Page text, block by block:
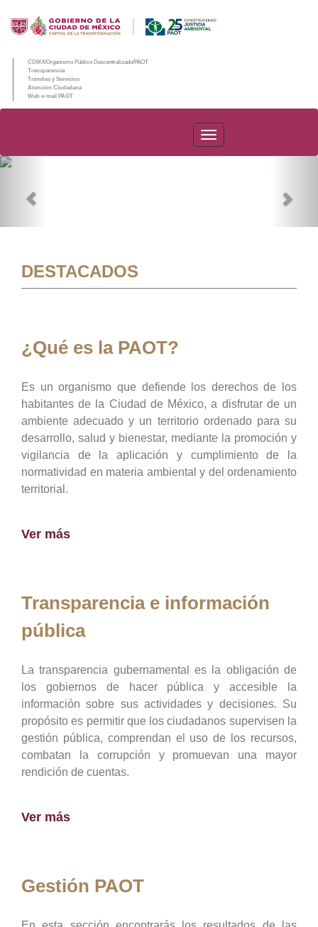
CDMX/Organismo Público Descentralizado/PAOT
Transparencia
Trámites y Servicios
Atención Ciudadana
Web e-mail PAOT
PAOT
DESTACADOS
¿Qué es la PAOT?
Es un organismo que defiende los derechos de los
habitantes de la Ciudad de México, a disfrutar de un
ambiente adecuado y un territorio ordenado para su
desarrollo, salud y bienestar, mediante la promoción y
vigilancia de la aplicación y cumplimiento de la
normatividad en materia ambiental y del ordenamiento
territorial.
Ver más
Transparencia e información
pública
La transparencia gubernamental es la obligación de
los gobiernos de hacer pública y accesible la
información sobre sus actividades y decisiones. Su
propósito es permitir que los ciudadanos supervisen la
gestión pública, comprendan el uso de los recursos,
combatan la corrupción y promuevan una mayor
rendición de cuentas.
Ver más
Gestión PAOT